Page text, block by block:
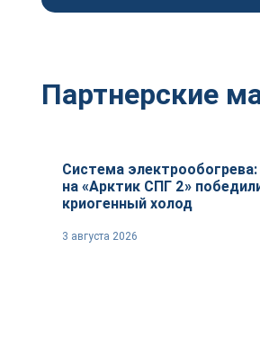
Партнерские
Технологии
Система электрообогрева:
на «Арктик СПГ 2»
криогенный холод
3 августа 2026